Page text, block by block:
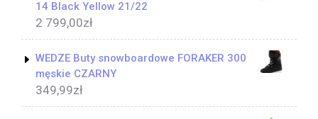
14 Black Yellow 21/22
2 799,00zł
WEDZE Buty snowboardowe FORAKER 300
męskie CZARNY
349,99zł